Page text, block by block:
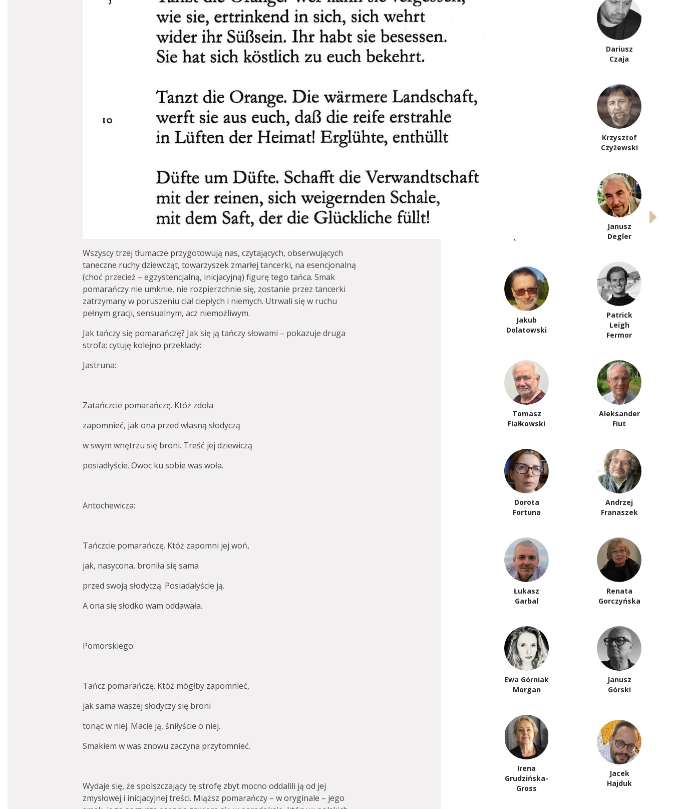
Wszyscy trzej tłumacze przygotowują nas, czytających, obserwujących
taneczne ruchy dziewcząt, towarzyszek zmarłej tancerki, na esencjonalną
(choć przecież – egzystencjalną, inicjacyjną) figurę tego tańca. Smak
pomarańczy nie umknie, nie rozpierzchnie się, zostanie przez tancerki
zatrzymany w poruszeniu ciał ciepłych i niemych. Utrwali się w ruchu
pełnym gracji, sensualnym, acz niemożliwym.
Jak tańczy się pomarańczę? Jak się ją tańczy słowami – pokazuje druga
strofa; cytuję kolejno przekłady:
Jastruna:
Zatańczcie pomarańczę. Któż zdoła
zapomnieć, jak ona przed własną słodyczą
w swym wnętrzu się broni. Treść jej dziewiczą
posiadłyście. Owoc ku sobie was woła.
Antochewicza:
Tańczcie pomarańczę. Któż zapomni jej woń,
jak, nasycona, broniła się sama
przed swoją słodyczą. Posiadałyście ją.
A ona się słodko wam oddawała.
Pomorskiego:
Tańcz pomarańczę. Któż mógłby zapomnieć,
jak sama waszej słodyczy się broni
tonąc w niej. Macie ją, śniłyście o niej.
Smakiem w was znowu zaczyna przytomnieć.
Wydaje się, że spolszczający tę strofę zbyt mocno oddalili ją od jej
zmysłowej i inicjacyjnej treści. Miąższ pomarańczy – w oryginale – jego
Dariusz
Czaja
Krzysztof
Czyżewski
Janusz
Degler
Jakub
Dolatowski
Patrick
Leigh
Fermor
Tomasz
Fiałkowski
Aleksander
Fiut
Dorota
Fortuna
Andrzej
Franaszek
Łukasz
Garbal
Renata
Gorczyńska
Ewa Górniak
Morgan
Janusz
Górski
Irena
Grudzińska-
Gross
Jacek
Hajduk